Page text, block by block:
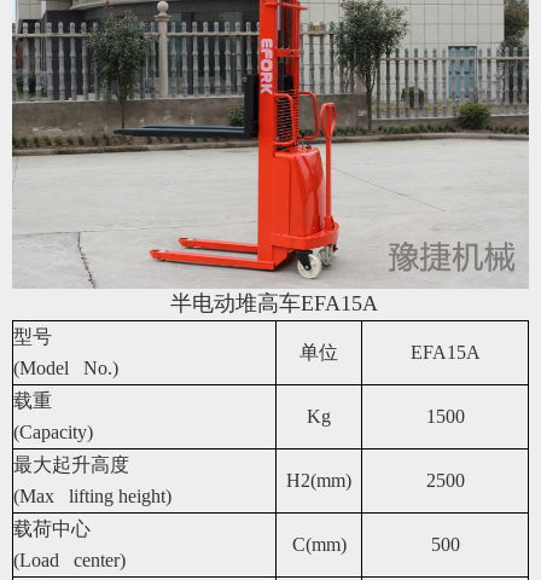
半电动堆高车EFA15A
型号
(Model No.)
单位 EFA15A
载重
(Capacity)
Kg 1500
最大起升高度
(Max lifting height)
H2(mm) 2500
载荷中心
(Load center)
C(mm) 500